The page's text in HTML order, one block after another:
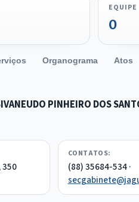
EQUIPE
0
Organograma Atos
PINHEIRO DOS
350
CONTATOS:
(88) 35684-534 ·